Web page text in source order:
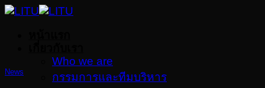
Skip
Who we are
กรรมการและทีมบริหาร
News